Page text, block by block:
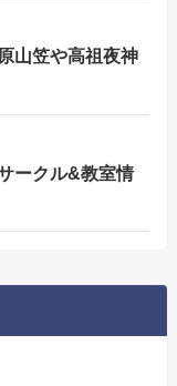
山笠や高祖夜神
ークル&教室情